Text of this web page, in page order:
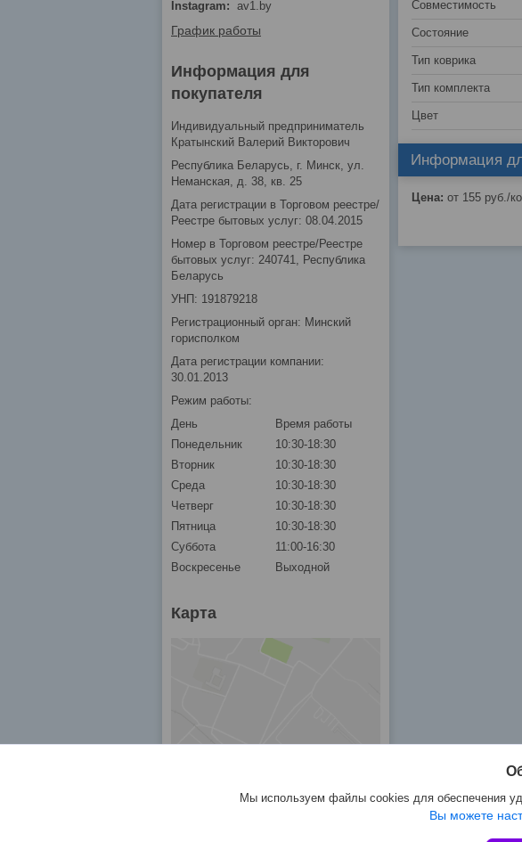
Совместимость
Состояние
Тип коврика
Тип комплекта
Цвет
Информация
Цена: от 155 руб./
Instagram
av1.by
График работы
Информация для
покупателя
Индивидуальный предприниматель
Кратынский Валерий Викторович
Республика Беларусь, г. Минск, ул.
Неманская, д. 38, кв. 25
Дата регистрации в Торговом реестре/
Реестре бытовых услуг: 08.04.2015
Номер в Торговом реестре/Реестре
бытовых услуг: 240741, Республика
Беларусь
УНП: 191879218
Регистрационный орган: Минский
горисполком
Дата регистрации компании:
30.01.2013
Режим работы:
День
Время работы
Понедельник
10:30-18:30
Вторник
10:30-18:30
Среда
10:30-18:30
Четверг
10:30-18:30
Пятница
10:30-18:30
Суббота
11:00-16:30
Воскресенье
Выходной
Карта
Мы используем файлы cookies для обеспечения
Вы можете